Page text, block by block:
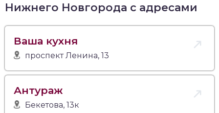
Нижнего Новгорода с адресами
Ваша кухня
проспект Ленина, 13
Антураж
Бекетова, 13к